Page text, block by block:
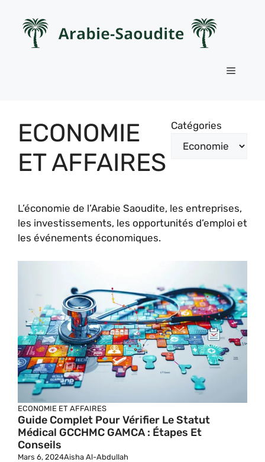
contenu
Menu
ECONOMIE
ET AFFAIRES
Catégories
L’économie de l’Arabie Saoudite, les entreprises,
les investissements, les opportunités d’emploi et
les événements économiques.
ECONOMIE ET AFFAIRES
Guide Complet Pour Vérifier Le Statut
Médical GCCHMC GAMCA : Étapes Et
Conseils
Mars 6, 2024Aisha Al-Abdullah